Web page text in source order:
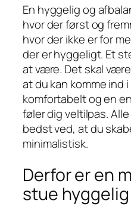
En hyggelig og
hvor der først og
hvor der ikke er for
der er hyggeligt. Et
at være. Det skal
at du kan komme ind
komfortabelt og en
føler dig veltilpas.
bedst ved, at du
minimalistisk.
Derfor er en
stue hyggelig